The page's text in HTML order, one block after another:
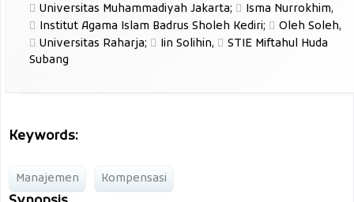
Universitas Muhammadiyah Jakarta; Isma Nurrokhim,
Institut Agama Islam Badrus Sholeh Kediri; Oleh Soleh,
Universitas Raharja; Iin Solihin,
STIE Miftahul Huda
Subang
Keywords:
Manajemen Kompensasi